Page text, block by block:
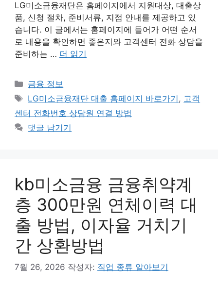
LG미소금융재단은 홈페이지에서 지원대상, 대출상
품, 신청 절차, 준비서류, 지점 안내를 제공하고 있
습니다. 이 글에서는 홈페이지에 들어가 어떤 순서
로 내용을 확인하면 좋은지와 고객센터 전화 상담을
준비하는 … 더 읽기
카
테
리
금융 정보
태
그
LG미소금융재단 대출 홈페이지 바로가기 , 고객
센터 전화번호 상담원 연결 방법
댓글 남기기
kb미소금융 금융취약계
층 300만원 연체이력 대
출 방법, 이자율 거치기
간 상환방법
7월 26, 2026 작성자: 직업 종류 알아보기